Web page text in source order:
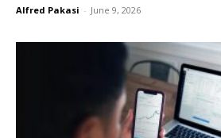
Alfred Pakasi - June 9, 2026